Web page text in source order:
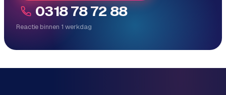
0318 78 72 88
Reactie binnen 1 werkdag
Direct persoonlijk contact, geen ticketsysteem